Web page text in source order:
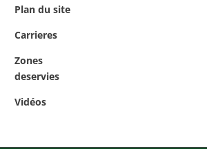
Plan du site
Carrieres
Zones
deservies
Vidéos